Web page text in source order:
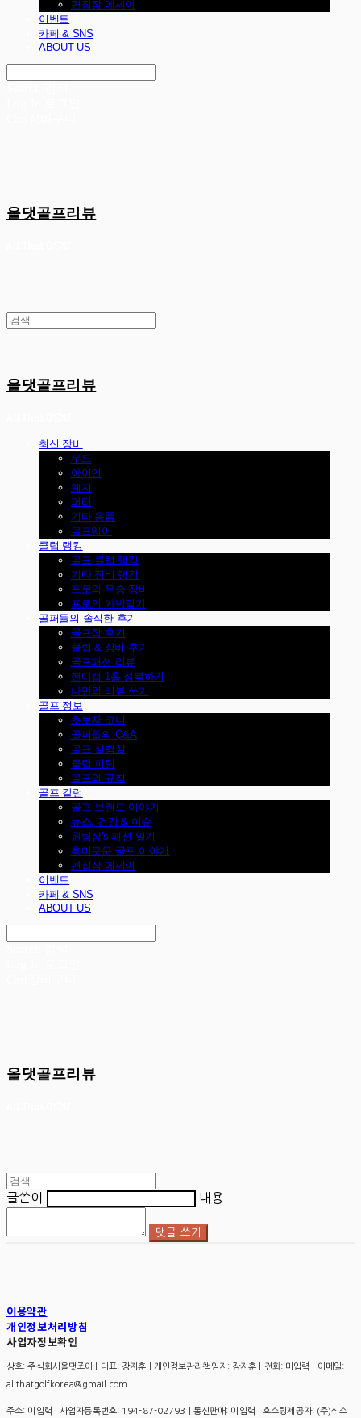
편집장 에세이
이벤트
카페 & SNS
ABOUT US
올댓골프리뷰
올댓골프리뷰
최신 장비
우드
아이언
웨지
퍼터
기타 용품
골프웨어
클럽 랭킹
골프 클럽 랭킹
기타 장비 랭킹
프로의 우승 장비
프로의 가방털기
골퍼들의 솔직한 후기
골프장 후기
클럽 & 장비 후기
골프패션 리뷰
핸디캡 1홀 정복하기
나만의 리뷰 쓰기
골프 정보
초보자 코너
골퍼들의 Q&A
골프 실험실
클럽 피팅
골프의 규칙
골프 칼럼
골프 브랜드 이야기
뉴스, 건강 & 이슈
원팀장's 패션 일기
흥미로운 골프 이야기
편집장 에세이
이벤트
카페 & SNS
ABOUT US
올댓골프리뷰
글쓴이 내용
댓글 쓰기
이용약관
개인정보처리방침
사업자정보확인
상호: 주식회사올댓조이 | 대표: 장지훈 | 개인정보관리책임자: 장지훈 | 전화: 미입력 | 이메일:
allthatgolfkorea@gmail.com
주소: 미입력 | 사업자등록번호: 194-87-02793 | 통신판매: 미입력 | 호스팅제공자: (주)식스